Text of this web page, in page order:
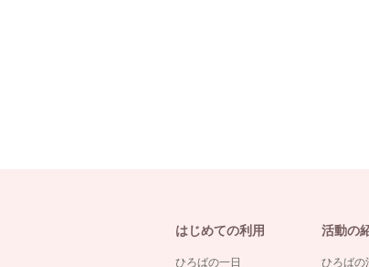
はじめての利用
ひろばの一日
活動の
ひろばの